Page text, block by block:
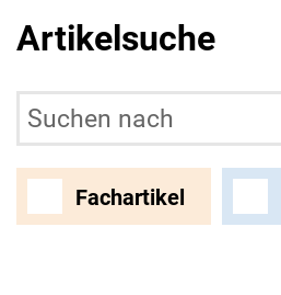
Artikelsuche
Fachartikel